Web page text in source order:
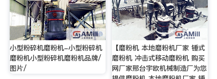
小型粉碎机磨粉机-小型粉碎机
磨粉机小型粉碎机磨粉机品牌/
图片/
【磨粉机 本地磨粉机厂家 锤式
磨粉机 冲击式移动磨粉机 购买
网厂家邢台宇欧机械制造厂为您